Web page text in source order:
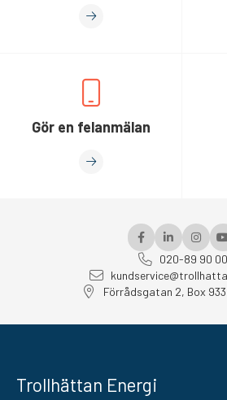
Gör en felanmälan
020-89 90 00
Förrådsgatan 2, Box
Trollhättan Energi